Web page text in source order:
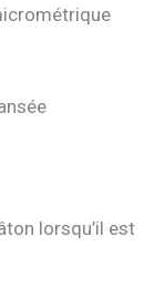
lorsqu’il est